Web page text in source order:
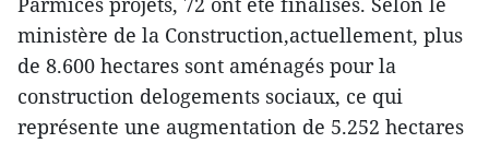
ministère de la Construction,actuellement, plus
de 8.600 hectares sont aménagés pour la
construction delogements sociaux, ce qui
représente une augmentation de 5.252 hectares